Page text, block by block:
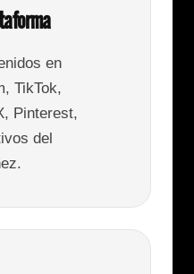
en
TikTok,
Pinterest,
del